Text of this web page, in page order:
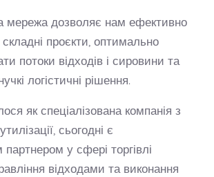
мережа дозволяє нам ефективно
складні проєкти, оптимально
потоки відходів і сировини та
логістичні рішення.
як спеціалізована компанія з
сьогодні є
у сфері торгівлі
відходами та виконання